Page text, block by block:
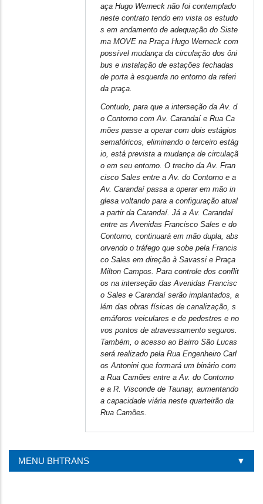
aça Hugo Werneck não foi contemplado
neste contrato tendo em vista os estudo
s em andamento de adequação do Siste
ma MOVE na Praça Hugo Werneck com
possível mudança da circulação dos ôni
bus e instalação de estações fechadas
de porta à esquerda no entorno da referi
da praça.
Contudo, para que a interseção da Av. d
o Contorno com Av. Carandaí e Rua Ca
mões passe a operar com dois estágios
semafóricos, eliminando o terceiro estág
io, está prevista a mudança de circulaçã
o em seu entorno. O trecho da Av. Fran
cisco Sales entre a Av. do Contorno e a
Av. Carandaí passa a operar em mão in
glesa voltando para a configuração atual
a partir da Carandaí. Já a Av. Carandaí
entre as Avenidas Francisco Sales e do
Contorno, continuará em mão dupla, abs
orvendo o tráfego que sobe pela Francis
co Sales em direção à Savassi e Praça
Milton Campos. Para controle dos conflit
os na interseção das Avenidas Francisc
o Sales e Carandaí serão implantados, a
lém das obras físicas de canalização, s
emáforos veiculares e de pedestres e no
vos pontos de atravessamento seguros.
Também, o acesso ao Bairro São Lucas
será realizado pela Rua Engenheiro Carl
os Antonini que formará um binário com
a Rua Camões entre a Av. do Contorno
e a R. Visconde de Taunay, aumentando
a capacidade viária neste quarteirão da
Rua Camões.
MENU BHTRANS